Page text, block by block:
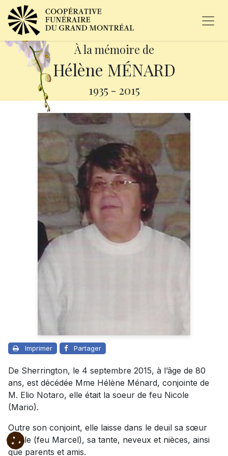
À la mémoire de
Hélène MÉNARD
1935 - 2015
Imprimer Partager
De Sherrington, le 4 septembre 2015, à l’âge de 80
ans, est décédée Mme Hélène Ménard, conjointe de
M. Elio Notaro, elle était la soeur de feu Nicole
(Mario).
Outre son conjoint, elle laisse dans le deuil sa sœur
Gisèle (feu Marcel), sa tante, neveux et nièces, ainsi
que parents et amis.